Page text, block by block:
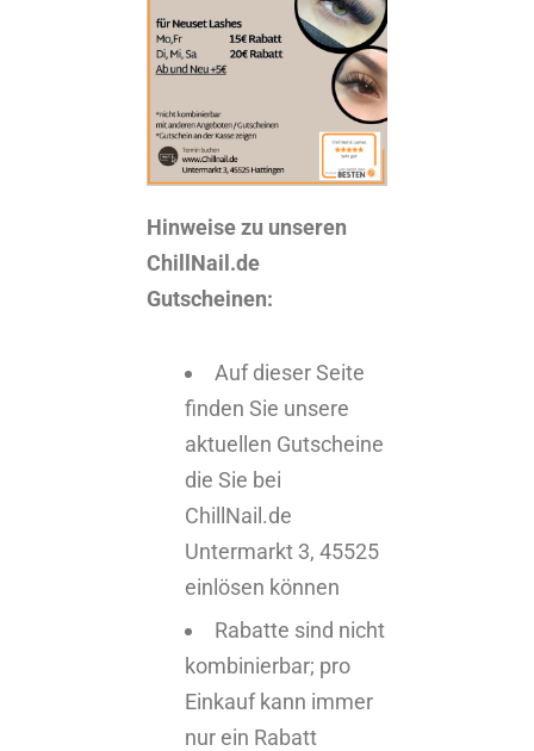
Hinweise zu unseren
ChillNail.de
Gutscheinen:
Auf dieser Seite
finden Sie unsere
aktuellen Gutscheine
die Sie bei
ChillNail.de
Untermarkt 3, 45525
einlösen können
Rabatte sind nicht
kombinierbar; pro
Einkauf kann immer
nur ein Rabatt